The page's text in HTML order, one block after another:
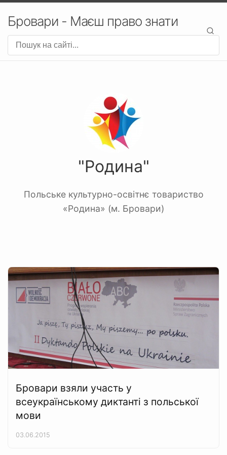
Бровари - Маєш право знати
"Родина"
Польське культурно-освітнє товариство
«Родина» (м. Бровари)
Бровари взяли участь у
всеукраїнському диктанті з польської
мови
03.06.2015